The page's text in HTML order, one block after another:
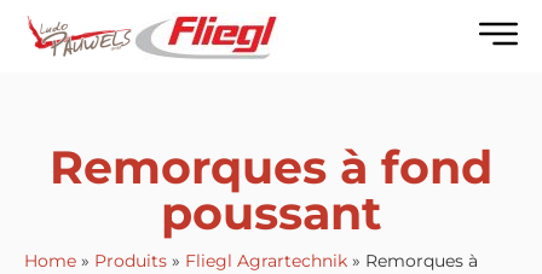
Remorques à fond
poussant
Home » Produits » Fliegl Agrartechnik » Remorques à